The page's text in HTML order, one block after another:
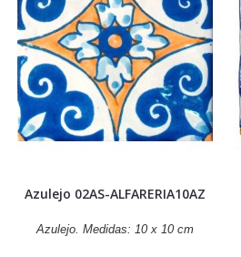
Azulejo 02AS-ALFARERIA10AZ
Azulejo. Medidas: 10 x 10 cm